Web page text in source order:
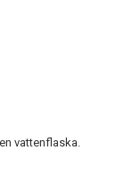
vattenflaska.